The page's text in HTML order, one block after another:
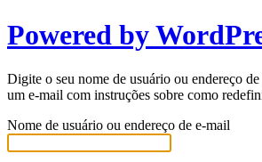
Powered by
Digite o seu nome de usuário ou endereço
um e-mail com instruções sobre como
Nome de usuário ou endereço de e-mail